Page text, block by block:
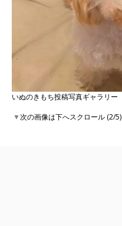
いぬのきもち投稿写真ギャラリー
▼次の画像は下へスクロール (2/5)